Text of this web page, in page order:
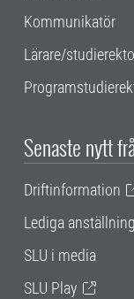
Kommunikatör
Lärare/
Senaste nytt
Driftinformation
Lediga
SLU i media
SLU Play